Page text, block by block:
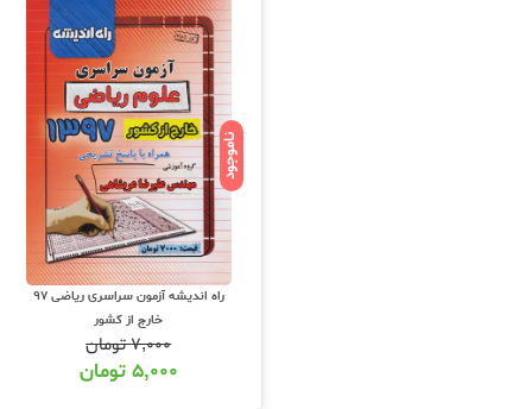
ناموجود
راه اندیشه آزمون سراسری ریاضی 97
خارج از کشور
۷,۰۰۰تومان
۵,۰۰۰ تومان